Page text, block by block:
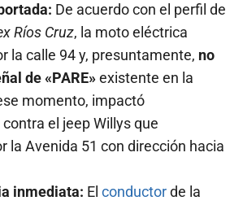
De acuerdo con el perfil de
Ríos Cruz, la moto eléctrica
la calle 94 y, presuntamente, no
de «PARE»existente en la
momento, impactó
el jeep Willys que
la Avenida 51 con dirección hacia
inmediata: El conductorde la